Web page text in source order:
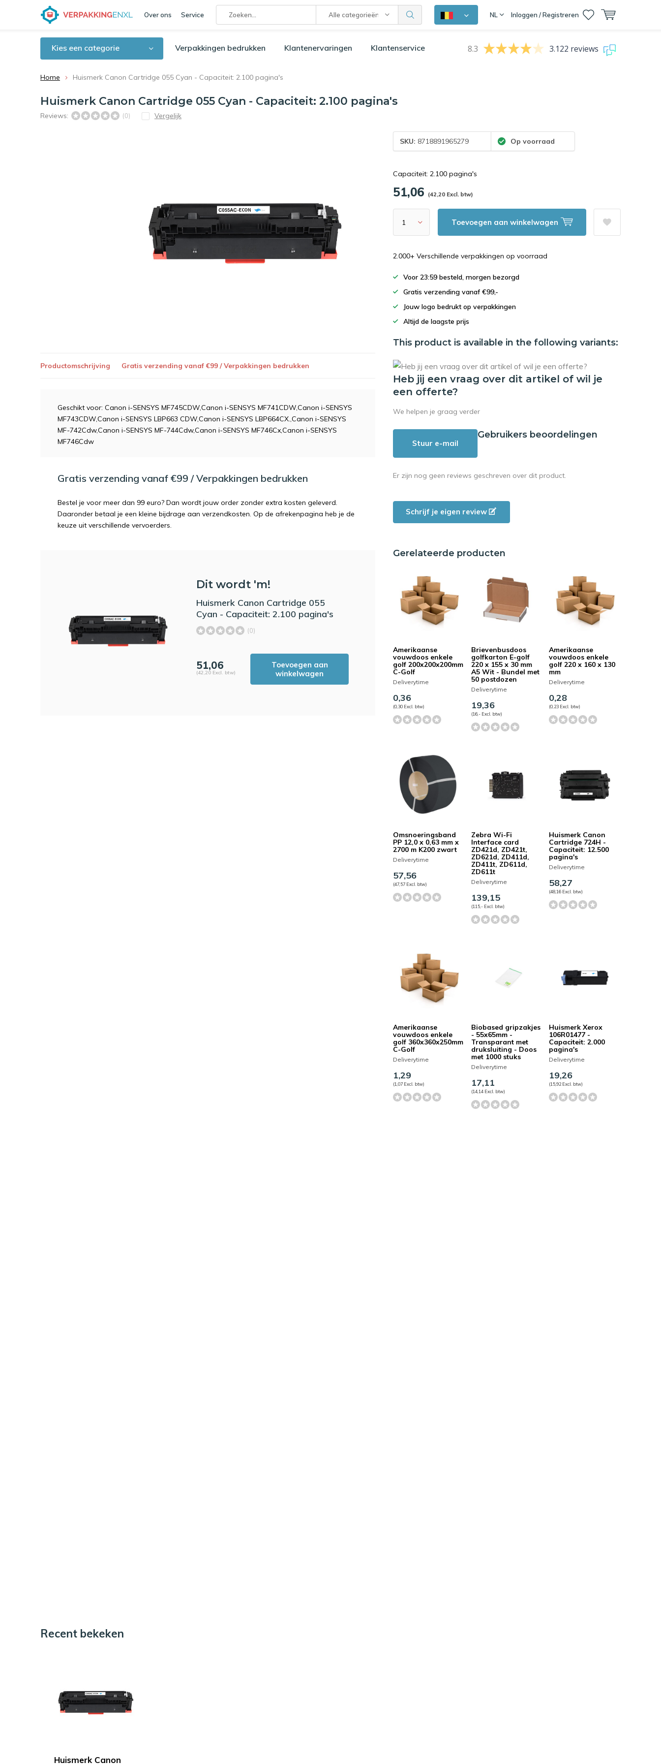
Over ons Service Alle categorieën NL Inloggen / Registreren
Kies een categorie Verpakkingen bedrukken Klantenervaringen Klantenservice 8.3 3.122 reviews
Home Huismerk Canon Cartridge 055 Cyan - Capaciteit: 2.100 pagina's
Huismerk Canon Cartridge 055 Cyan - Capaciteit: 2.100 pagina's
Reviews: (0) Vergelijk
SKU: 8718891965279 Op voorraad
Capaciteit: 2.100 pagina's
51,06 (42,20 Excl. btw)
Toevoegen aan winkelwagen
2.000+ Verschillende verpakkingen op voorraad
Voor 23:59 besteld, morgen bezorgd
Gratis verzending vanaf €99,-
Jouw logo bedrukt op verpakkingen
Altijd de laagste prijs
This product is available in the following variants:
Productomschrijving Gratis verzending vanaf €99 / Verpakkingen bedrukken
Geschikt voor: Canon i-SENSYS MF745CDW,Canon i-SENSYS MF741CDW,Canon i-SENSYS
MF743CDW,Canon i-SENSYS LBP663 CDW,Canon i-SENSYS LBP664CX.,Canon i-SENSYS
MF-742Cdw,Canon i-SENSYS MF-744Cdw,Canon i-SENSYS MF746Cx,Canon i-SENSYS
MF746Cdw
Gratis verzending vanaf €99 / Verpakkingen bedrukken
Bestel je voor meer dan 99 euro? Dan wordt jouw order zonder extra kosten geleverd.
Daaronder betaal je een kleine bijdrage aan verzendkosten. Op de afrekenpagina heb je de
keuze uit verschillende vervoerders.
Dit wordt 'm!
Huismerk Canon Cartridge 055
Cyan - Capaciteit: 2.100 pagina's
(0)
51,06
(42,20 Excl. btw)
Toevoegen aan
winkelwagen
Heb jij een vraag over dit artikel of wil je
een offerte?
We helpen je graag verder
Stuur e-mail
Gebruikers beoordelingen
Er zijn nog geen reviews geschreven over dit product.
Schrijf je eigen review
Gerelateerde producten
Amerikaanse
vouwdoos enkele
golf 200x200x200mm
C-Golf
Deliverytime
0,36
(0,30 Excl. btw)
Brievenbusdoos
golfkarton E-golf
220 x 155 x 30 mm
A5 Wit - Bundel met
50 postdozen
Deliverytime
19,36
(16,- Excl. btw)
Amerikaanse
vouwdoos enkele
golf 220 x 160 x 130
mm
Deliverytime
0,28
(0,23 Excl. btw)
Omsnoeringsband
PP 12,0 x 0,63 mm x
2700 m K200 zwart
Deliverytime
57,56
(47,57 Excl. btw)
Zebra Wi-Fi
Interface card
ZD421d, ZD421t,
ZD621d, ZD411d,
ZD411t, ZD611d,
ZD611t
Deliverytime
139,15
(115,- Excl. btw)
Huismerk Canon
Cartridge 724H -
Capaciteit: 12.500
pagina's
Deliverytime
58,27
(48,16 Excl. btw)
Amerikaanse
vouwdoos enkele
golf 360x360x250mm
C-Golf
Deliverytime
1,29
(1,07 Excl. btw)
Biobased gripzakjes
- 55x65mm -
Transparant met
druksluiting - Doos
met 1000 stuks
Deliverytime
17,11
(14,14 Excl. btw)
Huismerk Xerox
106R01477 -
Capaciteit: 2.000
pagina's
Deliverytime
19,26
(15,92 Excl. btw)
Recent bekeken
Huismerk Canon